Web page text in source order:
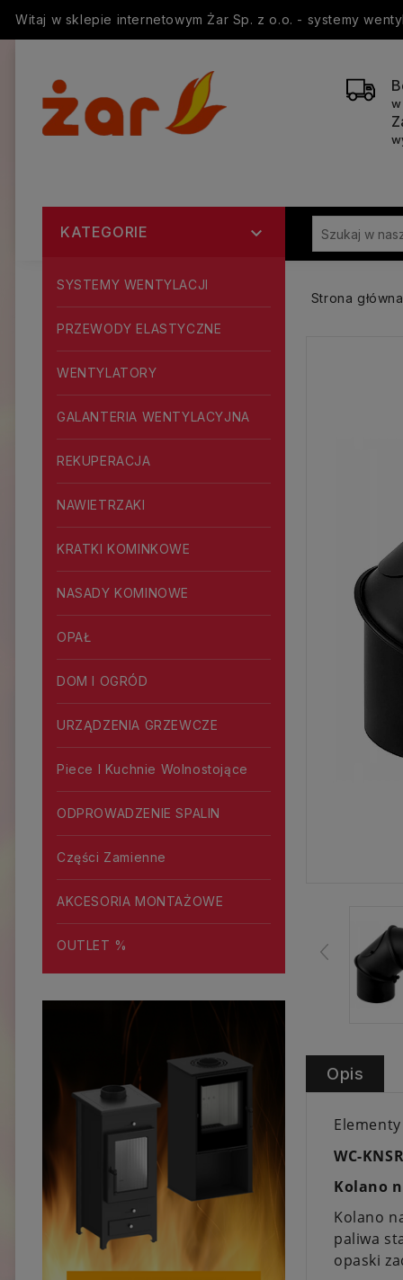
Witaj w sklepie internetowym Żar Sp. z o.o. - systemy
KATEGORIE 
SYSTEMY WENTYLACJI
PRZEWODY ELASTYCZNE
WENTYLATORY
GALANTERIA WENTYLACYJNA
REKUPERACJA
NAWIETRZAKI
KRATKI KOMINKOWE
NASADY KOMINOWE
OPAŁ
DOM I OGRÓD
URZĄDZENIA GRZEWCZE
Piece I Kuchnie Wolnostojące
ODPROWADZENIE SPALIN
Części Zamienne
AKCESORIA MONTAŻOWE
OUTLET %
Strona główna
Opis
WC-
Kolano
Kolano
paliwa
opaski